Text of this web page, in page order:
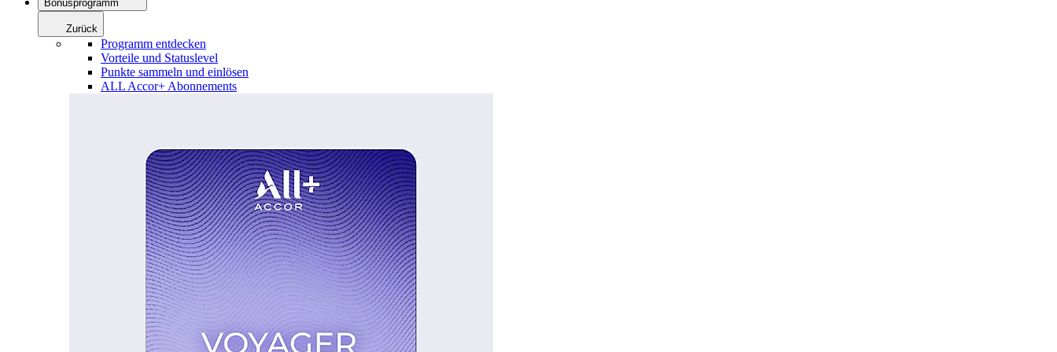
Bonusprogramm
Zurück
Programm entdecken
Vorteile und Statuslevel
Punkte sammeln und einlösen
ALL Accor+ Abonnements